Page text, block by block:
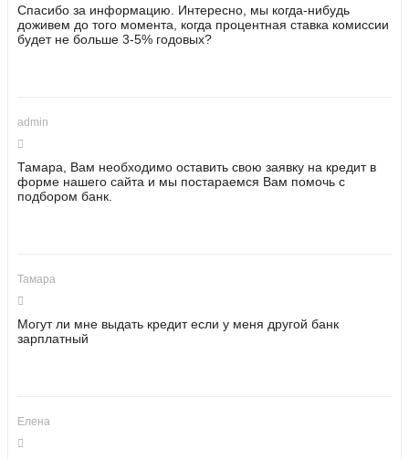
Спасибо за информацию. Интересно, мы когда-нибудь
доживем до того момента, когда процентная ставка комиссии
будет не больше 3-5% годовых?
admin
Тамара, Вам необходимо оставить свою заявку на кредит в
форме нашего сайта и мы постараемся Вам помочь с
подбором банк.
Тамара
Могут ли мне выдать кредит если у меня другой банк
зарплатный
Елена